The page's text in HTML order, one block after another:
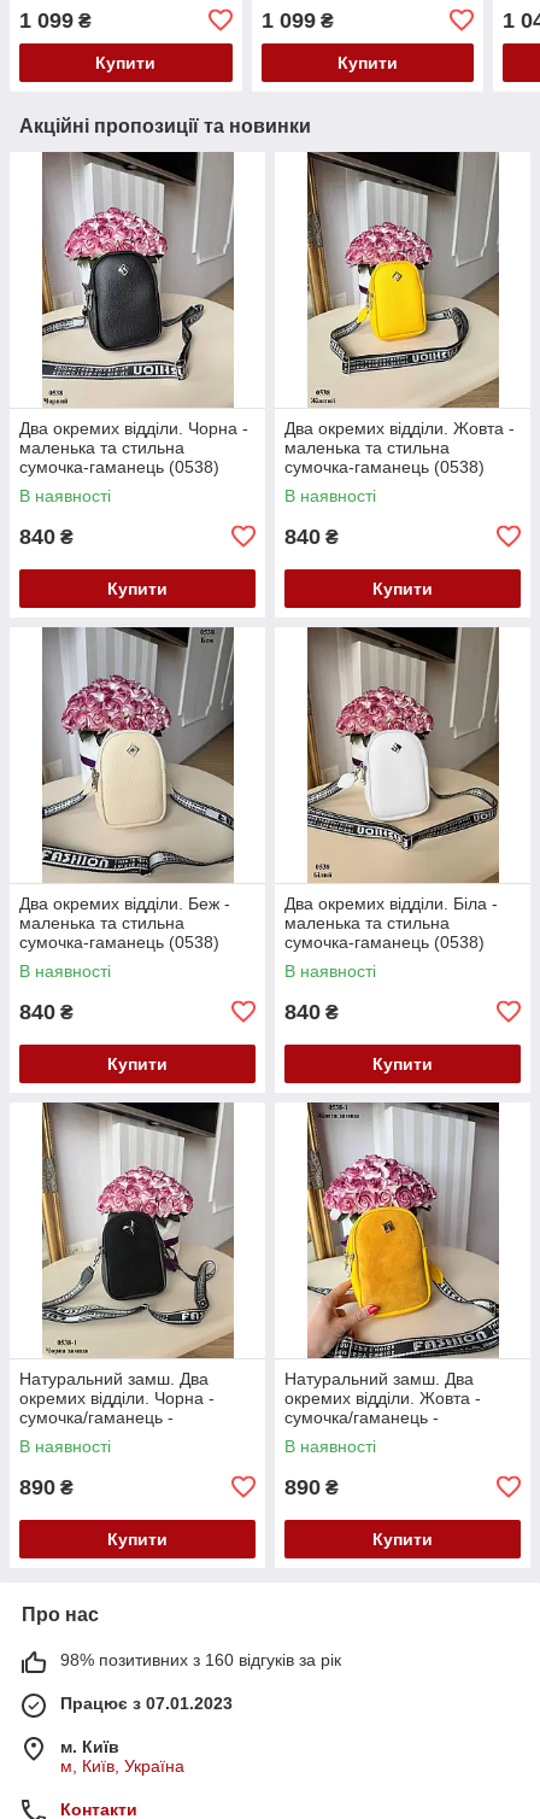
натуральна шкіра
1 099 ₴
Купити
магніті гаманець з
натуральної шкіри
1 099₴
Купити
1
Акційні пропозиції та новинки
Два окремих відділи. Чорна -
маленька та стильна
сумочка-гаманець (0538)
В наявності
840 ₴
Купити
Два окремих відділи. Жовта -
маленька та стильна
сумочка-гаманець (0538)
В наявності
840 ₴
Купити
Два окремих відділи. Беж -
маленька та стильна
сумочка-гаманець (0538)
В наявності
840 ₴
Купити
Два окремих відділи. Біла -
маленька та стильна
сумочка-гаманець (0538)
В наявності
840 ₴
Купити
Натуральний замш. Два
окремих відділи. Чорна -
сумочка/гаманець -
компактна і вмістка (0538-1)
В наявності
890 ₴
Купити
Натуральний замш. Два
окремих відділи. Жовта -
сумочка/гаманець -
компактна і вмістка (0538-1)
В наявності
890 ₴
Купити
Про нас
98% позитивних з 160 відгуків за рік
Працює з 07.01.2023
м. Київ
м, Київ, Україна
Контакти